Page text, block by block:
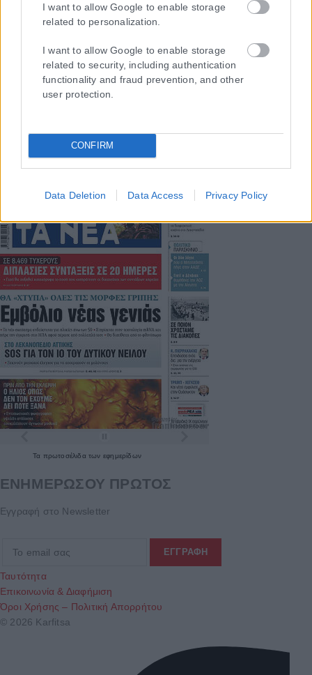
I want to allow Google to enable storage
related to personalization.
I want to allow Google to enable storage
related to security, including authentication
functionality and fraud prevention, and other
user protection.
CONFIRM
Data Deletion Data Access Privacy Policy
επέκταση η ιστοσελίδα που κατέχει αυτή “www.karfitsa.gr”
συμμορφώνονται με τη Σύσταση (ΕΕ) 2018/334 της Επιτροπής της
αντιμετώπιση του παράνομου περιεχομένου στο διαδίκτυο (L 63).
ΤΑ ΠΡΩΤΟΣΕΛΙΔΑ ΣΗΜΕΡΑ
Τα πρωτοσέλιδατων εφημερίδων
ΕΝΗΜΕΡΩΣΟΥ ΠΡΩΤΟΣ
Εγγραφή στο Newsletter
Ταυτότητα
Επικοινωνία & Διαφήμιση
Όροι Χρήσης – Πολιτική Απορρήτου
© 2026 Karfitsa